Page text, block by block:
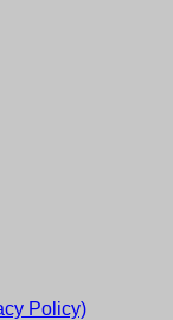
Policy)